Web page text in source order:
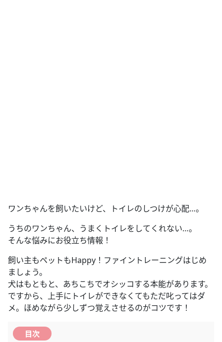
ワンちゃんを飼いたいけど、トイレのしつけが心配…。
うちのワンちゃん、うまくトイレをしてくれない…。
そんな悩みにお役立ち情報！
飼い主もペットもHappy！ファイントレーニングはじめ
ましょう。
犬はもともと、あちこちでオシッコする本能があります。
ですから、上手にトイレができなくてもただ叱ってはダ
メ。ほめながら少しずつ覚えさせるのがコツです！
目次